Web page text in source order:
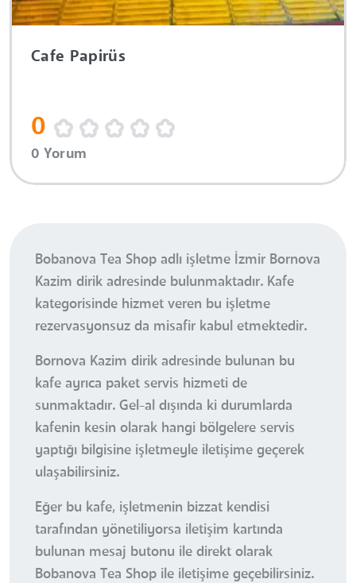
Cafe Papirüs
0
0 Yorum
Bobanova Tea Shop adlı işletme İzmir Bornova
Kazim dirik adresinde bulunmaktadır. Kafe
kategorisinde hizmet veren bu işletme
rezervasyonsuz da misafir kabul etmektedir.
Bornova Kazim dirik adresinde bulunan bu
kafe ayrıca paket servis hizmeti de
sunmaktadır. Gel-al dışında ki durumlarda
kafenin kesin olarak hangi bölgelere servis
yaptığı bilgisine işletmeyle iletişime geçerek
ulaşabilirsiniz.
Eğer bu kafe, işletmenin bizzat kendisi
tarafından yönetiliyorsa iletişim kartında
bulunan mesaj butonu ile direkt olarak
Bobanova Tea Shop ile iletişime geçebilirsiniz.